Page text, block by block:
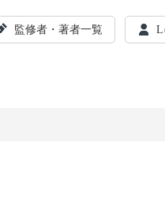
監修者・著者一覧